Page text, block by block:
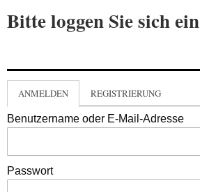
Bitte loggen Sie sich ein
ANMELDEN REGISTRIERUNG
Benutzername oder E-Mail-Adresse
Passwort